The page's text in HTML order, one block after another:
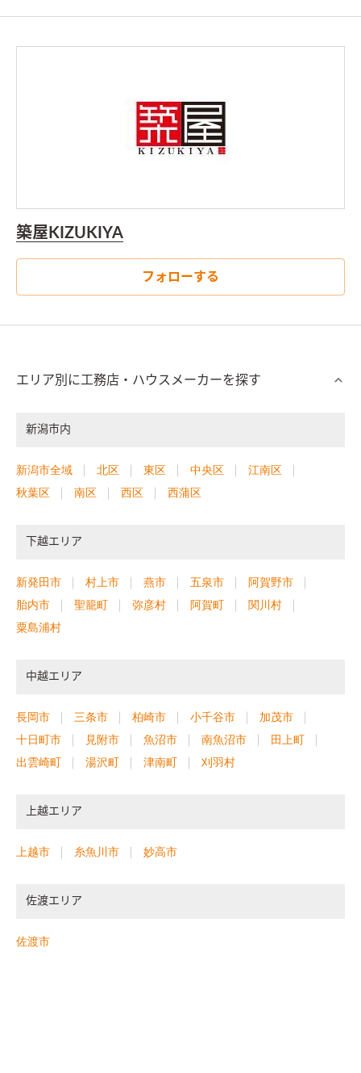
築屋KIZUKIYA
フォローする
エリア別に工務店・ハウスメーカーを探す
新潟市内
新潟市全域 北区 東区 中央区
江南区
秋葉区
南区 西区 西蒲区
下越エリア
新発田市 村上市 燕市 五泉市
阿賀野市
胎内市
聖籠町 弥彦村 阿賀町
関川村
粟島浦村
中越エリア
長岡市 三条市 柏崎市 小千谷市
加茂市
十日町市
見附市 魚沼市 南魚沼市
田上町
出雲崎町
湯沢町 津南町 刈羽村
上越エリア
上越市 糸魚川市 妙高市
佐渡エリア
佐渡市